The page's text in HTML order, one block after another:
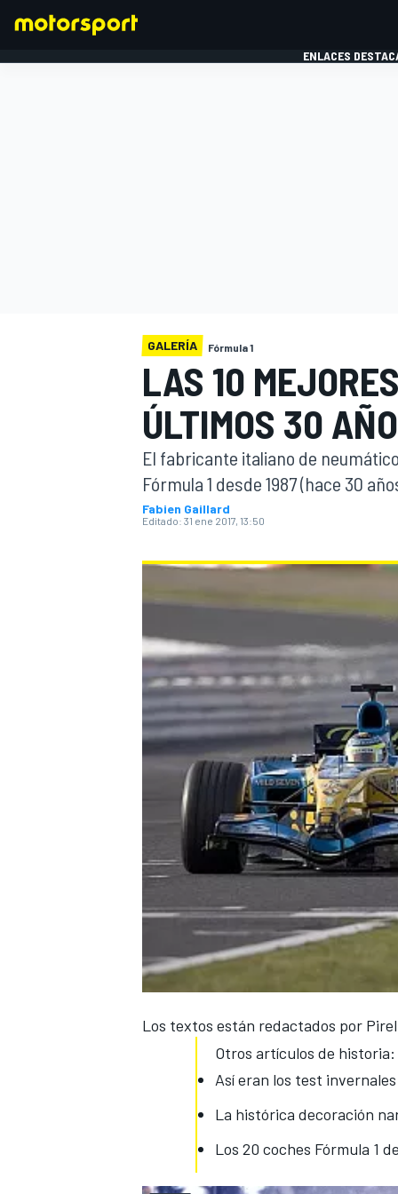
WEC FÓRMULA E
ENLACES
GALERÍA Fórmula 1
LAS 10
ÚLTIMOS 30
El fabricante italiano de
Fórmula 1 desde 1987 (hace 30
Fabien Gaillard
Editado: 31 ene 2017, 13:50
Los textos están redactados por
Otros artículos de historia:
Así eran los test
La histórica decoración
Los 20 coches Fórmula 1